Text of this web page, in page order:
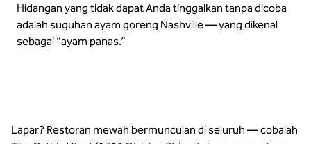
Hidangan yang tidak dapat Anda tinggalkan tanpa dicoba
adalah suguhan ayam goreng Nashville — yang dikenal
sebagai “ayam panas.”
Lapar? Restoran mewah bermunculan di seluruh — cobalah